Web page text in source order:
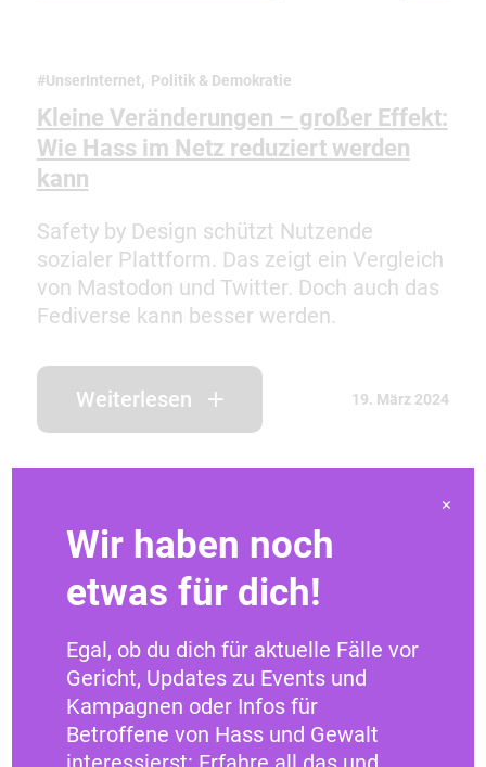
#UnserInternet, Politik & Demokratie
Kleine Veränderungen – großer Effekt:
Wie Hass im Netz reduziert werden
kann
Safety by Design schützt Nutzende
sozialer Plattform. Das zeigt ein Vergleich
von Mastodon und Twitter. Doch auch das
Fediverse kann besser werden.
Weiterlesen 19. März 2024
Wir haben noch
etwas für dich!
Egal, ob du dich für aktuelle Fälle vor
Gericht, Updates zu Events und
Kampagnen oder Infos für
Betroffene von Hass und Gewalt
×